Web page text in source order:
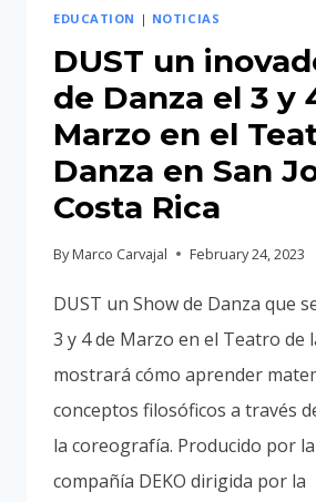
EDUCATION | NOTICIAS
DUST un
de Danza el 3 y
Marzo en el
Danza en San
Costa Rica
ByMarco Carvajal February 24, 2023
DUST un Show de Danza que
3 y 4 de Marzo en el Teatro de
mostrará cómo aprender
conceptos filosóficos a través
la coreografía. Producido por
compañía DEKO dirigida por